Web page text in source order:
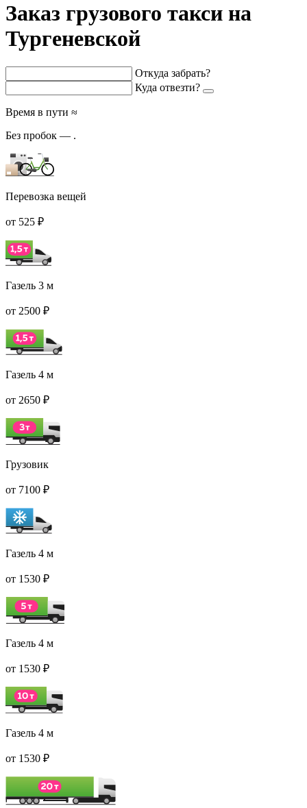
Заказ грузового такси на
Тургеневской
Откуда забрать?
Куда отвезти?
Время в пути ≈
Без пробок — .
Перевозка вещей
от 525 ₽
Газель 3 м
от 2500 ₽
Газель 4 м
от 2650 ₽
Грузовик
от 7100 ₽
Газель 4 м
от 1530 ₽
Газель 4 м
от 1530 ₽
Газель 4 м
от 1530 ₽